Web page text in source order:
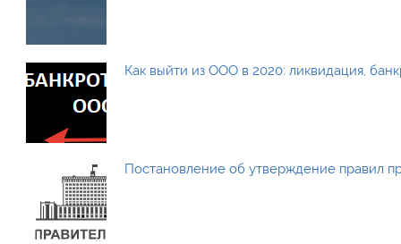
Как выйти из ООО в 2020: ликвидация,
Постановление об утверждение правил